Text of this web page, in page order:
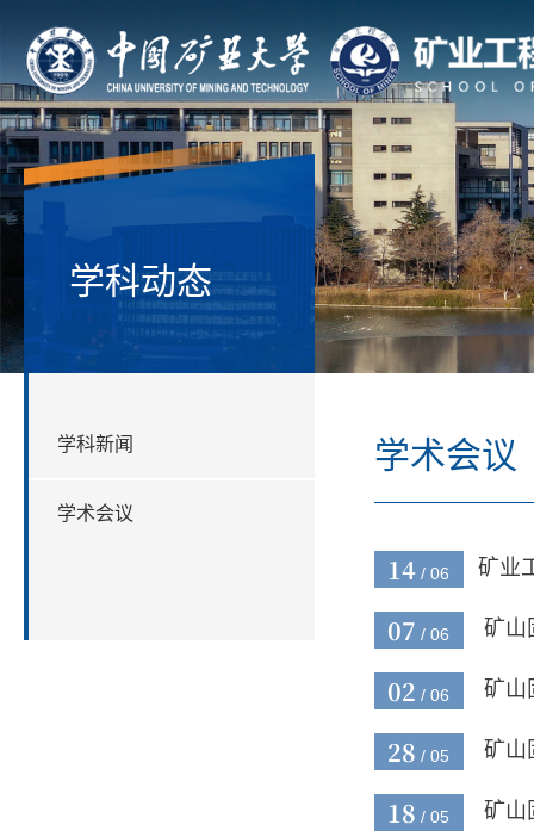
学科动态
学科新闻
学术会议
学术会议
14 / 06 矿业
07 / 06 矿山
02 / 06 矿山
28 / 05 矿山
18 / 05 矿山